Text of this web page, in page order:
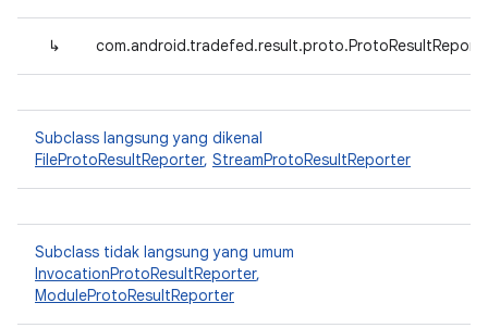
↳
Subclass langsung yang dikenal
FileProtoResultReporter, StreamProtoResultReporter
Subclass tidak langsung yang umum
InvocationProtoResultReporter,
ModuleProtoResultReporter